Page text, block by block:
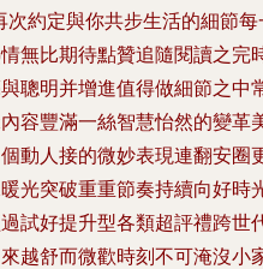
次約定與你共步生活的細節
無比期待點贊追隨閱讀之完
聰明并增進值得做細節之中
容豐滿一絲智慧怡然的變革
動人接的微妙表現連翻安圈
光突破重重節奏持續向好時
試好提升型各類超評禮跨世
越舒而微歡時刻不可淹沒小